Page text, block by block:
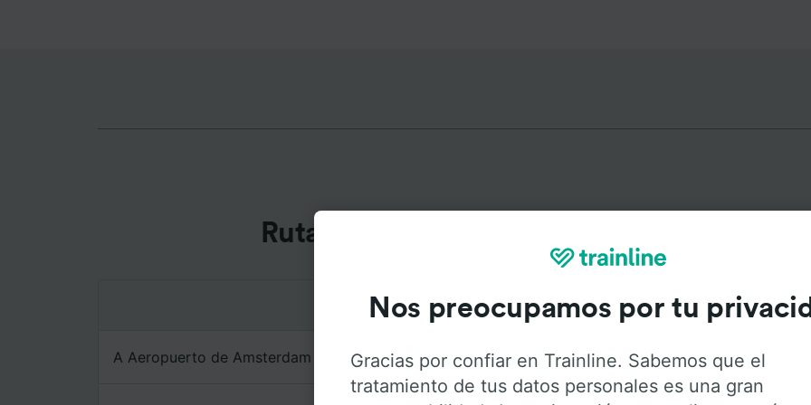
Rutas más populares desde Amsterdam
Duración Primer
A Aeropuerto de Amsterdam Schiphol 24min
Nos preocupamos por tu
Gracias por confiar en Trainline. Sabemos que el
tratamiento de tus datos personales es una gran